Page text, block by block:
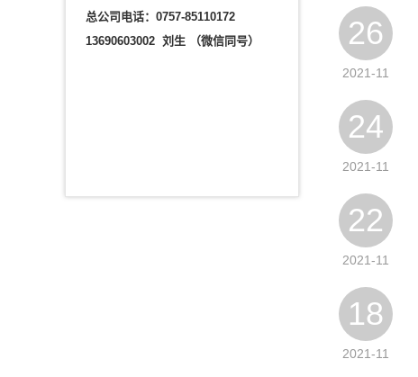
总公司电话：0757-85110172
13690603002 刘生
（微信同号） 26
2021-11
24
2021-11
22
2021-11
18
2021-11